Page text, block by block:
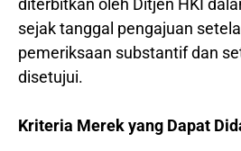
diterbitkan oleh Ditjen HKI
sejak tanggal pengajuan
pemeriksaan substantif dan
disetujui.
Kriteria Merek yang Dapat